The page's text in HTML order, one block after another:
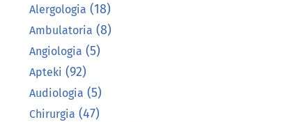
Alergologia (18)
Ambulatoria (8)
Angiologia (5)
Apteki (92)
Audiologia (5)
Chirurgia (47)